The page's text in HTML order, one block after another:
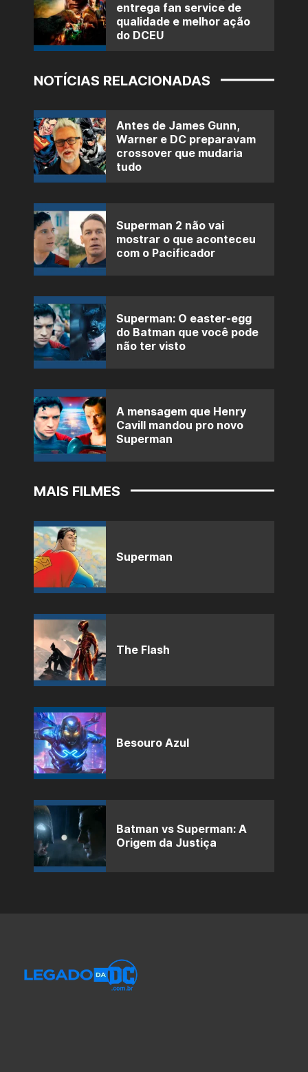
entrega fan service de
qualidade e melhor ação
do DCEU
NOTÍCIAS RELACIONADAS
Antes de James Gunn,
Warner e DC preparavam
crossover que mudaria
tudo
Superman 2 não vai
mostrar o que aconteceu
com o Pacificador
Superman: O easter-egg
do Batman que você pode
não ter visto
A mensagem que Henry
Cavill mandou pro novo
Superman
MAIS FILMES
Superman
The Flash
Besouro Azul
Batman vs Superman: A
Origem da Justiça